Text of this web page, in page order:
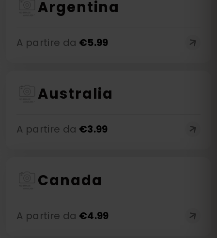
Argentina
A partire da €5.99
Australia
A partire da €3.99
Canada
A partire da €4.99